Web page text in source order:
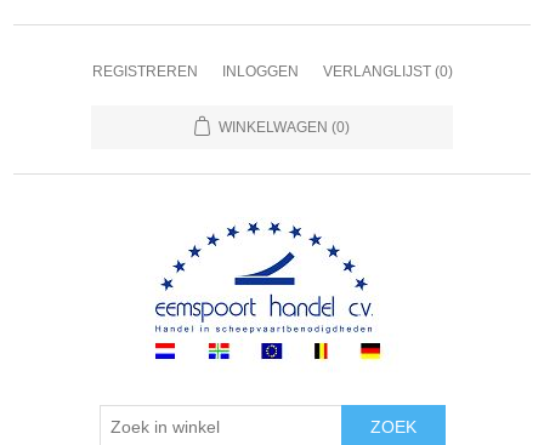
REGISTREREN INLOGGEN VERLANGLIJST (0)
WINKELWAGEN (0)
ZOEK